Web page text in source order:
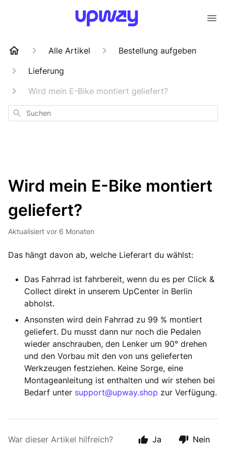
Alle Artikel
Bestellung aufgeben
Lieferung
Wird mein E-Bike montiert geliefert?
Suchen
Wird mein E-Bike montiert
geliefert?
Aktualisiert vor 6 Monaten
Das hängt davon ab, welche Lieferart du wählst:
Das Fahrrad ist fahrbereit, wenn du es per Click &
Collect direkt in unserem UpCenter in Berlin
abholst.
Ansonsten wird dein Fahrrad zu 99 % montiert
geliefert. Du musst dann nur noch die Pedalen
wieder anschrauben, den Lenker um 90° drehen
und den Vorbau mit den von uns gelieferten
Werkzeugen festziehen. Keine Sorge, eine
Montageanleitung ist enthalten und wir stehen bei
Bedarf unter support@upway.shop zur Verfügung.
War dieser Artikel hilfreich? Ja Nein